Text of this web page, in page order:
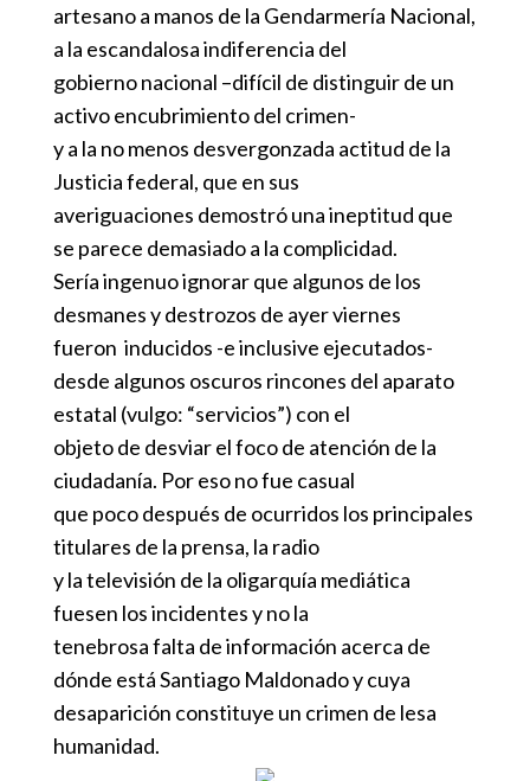
artesano a manos de la Gendarmería Nacional,
a la escandalosa indiferencia del
gobierno nacional –difícil de distinguir de un
activo encubrimiento del crimen-
y a la no menos desvergonzada actitud de la
Justicia federal, que en sus
averiguaciones demostró una ineptitud que
se parece demasiado a la complicidad.
Sería ingenuo ignorar que algunos de los
desmanes y destrozos de ayer viernes
fueron inducidos -e inclusive ejecutados-
desde algunos oscuros rincones del aparato
estatal (vulgo: “servicios”) con el
objeto de desviar el foco de atención de la
ciudadanía. Por eso no fue casual
que poco después de ocurridos los principales
titulares de la prensa, la radio
y la televisión de la oligarquía mediática
fuesen los incidentes y no la
tenebrosa falta de información acerca de
dónde está Santiago Maldonado y cuya
desaparición constituye un crimen de lesa
humanidad.